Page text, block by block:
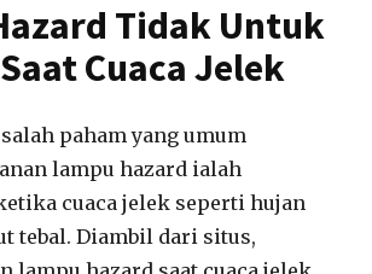
Tidak Untuk
Cuaca Jelek
paham yang umum
lampu hazard ialah
cuaca jelek seperti hujan
tebal. Diambil dari situs,